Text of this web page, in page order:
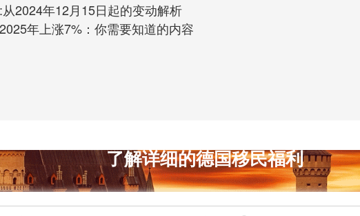
2024年12月15日起的变动解析
年上涨7%：你需要知道的内容
了解详细的德国移民福利